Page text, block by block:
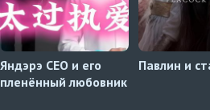
Яндэрэ CEO и его
пленённый любовник
Павлин и